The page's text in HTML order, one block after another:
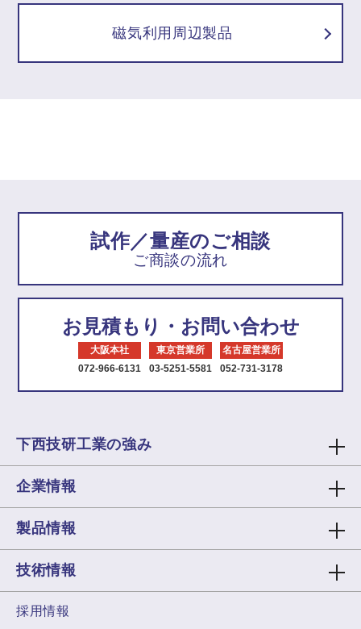
磁気利用周辺製品
試作／量産のご相談
ご商談の流れ
お見積もり・お問い合わせ
大阪本社
072-966-6131
東京営業所
03-5251-5581
名古屋営業所
052-731-3178
下西技研工業の強み
企業情報
製品情報
技術情報
採用情報